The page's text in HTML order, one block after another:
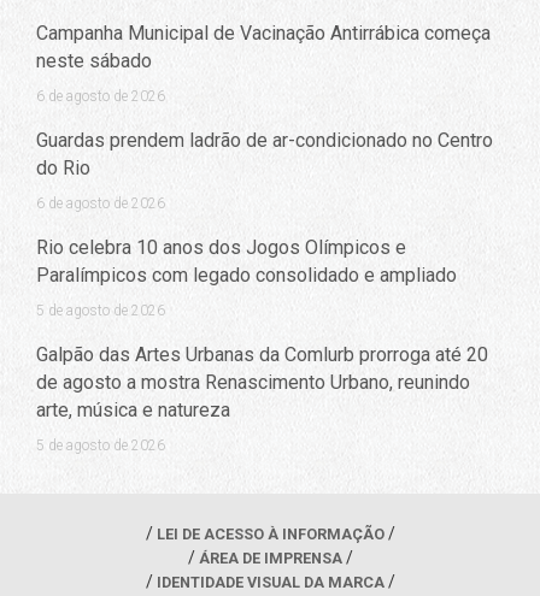
Campanha Municipal de Vacinação Antirrábica começa
neste sábado
6 de agosto de 2026
Guardas prendem ladrão de ar-condicionado no Centro
do Rio
6 de agosto de 2026
Rio celebra 10 anos dos Jogos Olímpicos e
Paralímpicos com legado consolidado e ampliado
5 de agosto de 2026
Galpão das Artes Urbanas da Comlurb prorroga até 20
de agosto a mostra Renascimento Urbano, reunindo
arte, música e natureza
5 de agosto de 2026
LEI DE ACESSO À INFORMAÇÃO
ÁREA DE IMPRENSA
IDENTIDADE VISUAL DA MARCA